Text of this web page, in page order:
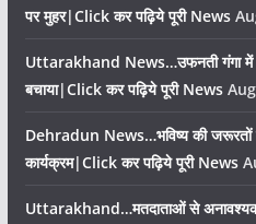
पर मुहर|Click कर पढ़िये पूरी News
Uttarakhand News…उफनती गंगा में
बचाया|Click कर पढ़िये पूरी News
Dehradun News…भविष्य की जरूरतों
कार्यक्रम|Click कर पढ़िये पूरी News
Uttarakhand…मतदाताओं से